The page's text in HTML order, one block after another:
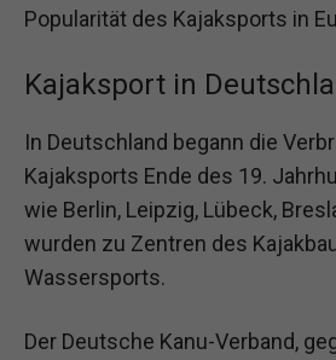
Popularität des Kajaksports in
Kajaksport in
In Deutschland begann die
Kajaksports Ende des 19.
wie Berlin, Leipzig, Lübeck,
wurden zu Zentren des
Wassersports.
Der Deutsche Kanu-Verband,